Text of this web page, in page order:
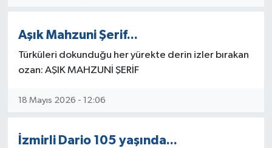
Aşık Mahzuni Şerif...
Türküleri dokunduğu her yürekte derin izler bırakan
ozan: AŞIK MAHZUNİ ŞERİF
18 Mayıs 2026 - 12:06
İzmirli Dario 105 yaşında...